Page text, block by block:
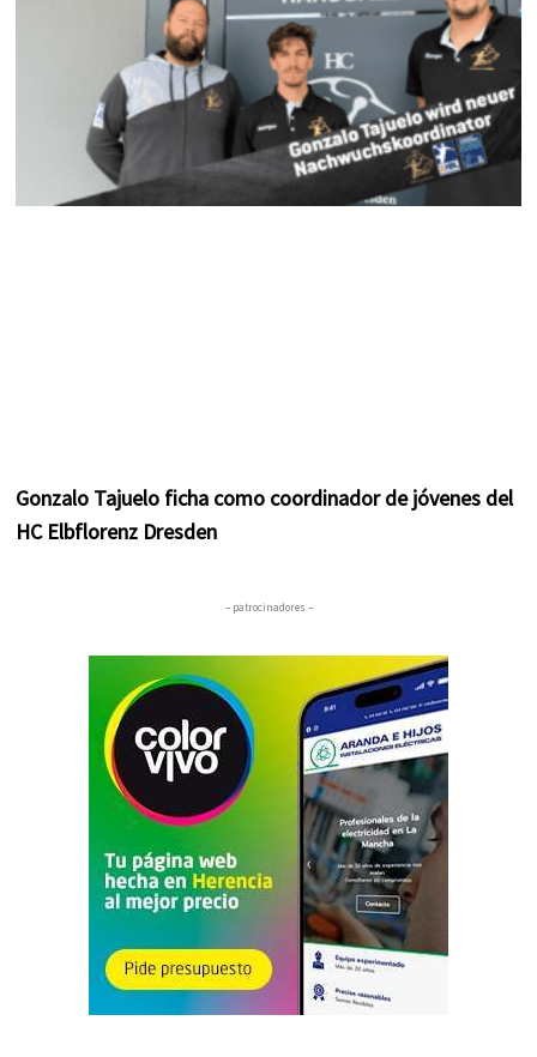
m t
Gonzalo Tajuelo ficha como coordinador de jóvenes del
HC Elbflorenz Dresden
– patrocinadores –